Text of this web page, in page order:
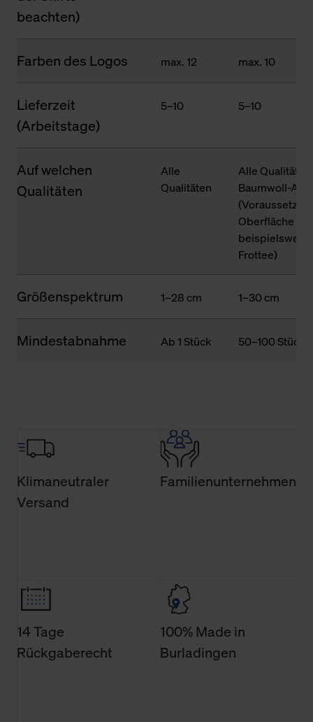
beachten)
Farben des Logos max. 12 max. 10
Lieferzeit
(Arbeitstage)
5–10 5–10
Auf welchen
Qualitäten
Alle
Qualitäten
Alle
Baumwoll-
Oberfläche
Frottee)
Größenspektrum 1–28 cm 1–30 cm
Mindestabnahme Ab 1 Stück 50–100 Stück
Klimaneutraler
Versand
Familienunternehmen
14 Tage
Rückgaberecht
100% Made in
Burladingen